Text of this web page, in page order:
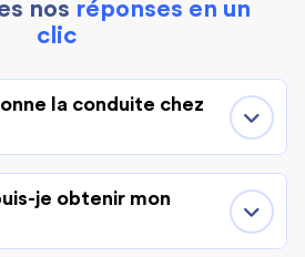
nos réponses en un
clic
la conduite chez
je obtenir mon